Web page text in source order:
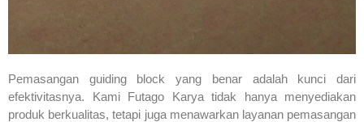
Pemasangan guiding block yang benar adalah kunci dari
efektivitasnya. Kami Futago Karya tidak hanya menyediakan
produk berkualitas, tetapi juga menawarkan layanan pemasangan